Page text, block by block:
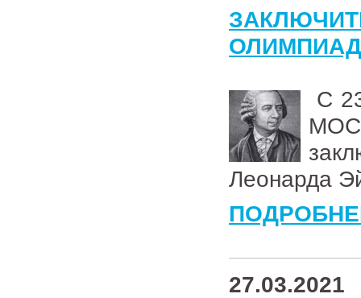
С
Леонарда
27.03.2021